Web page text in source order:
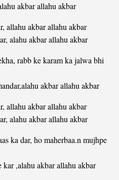
akbar allahu akbar
allahu akbar allahu akbar
alahu akbar allahu akbar
rabb ke karam ka jalwa bhi
akbar allahu akbar
allahu akbar allahu akbar
alahu akbar allahu akbar
ka dar, ho maherbaa.n mujhpe
kar ,alahu akbar allahu akbar